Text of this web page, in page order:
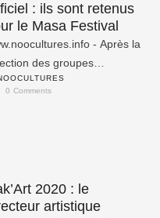
: ils sont retenus
le Masa Festival
- Après la
des groupes
du MASA marché
0 Comments
2020 : le
artistique